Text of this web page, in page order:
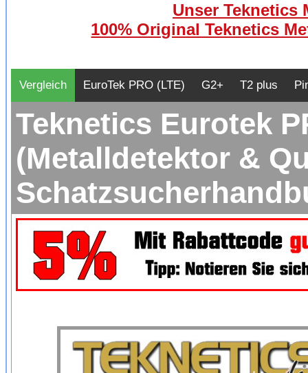
Unser Teknetics
100% Original Teknetics
Vergleich EuroTek PRO (LTE) G2+ T2 plus
Teknetics Eurotek
(Metalldetektor &